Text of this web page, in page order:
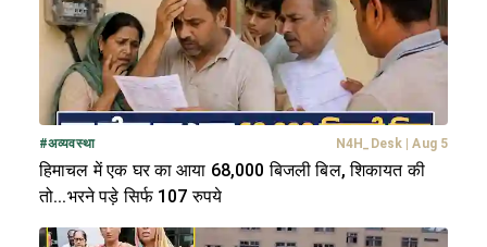
#अव्यवस्था N4H_Desk | Aug 5
हिमाचल में एक घर का आया 68,000 बिजली बिल, शिकायत की
तो...भरने पड़े सिर्फ 107 रुपये